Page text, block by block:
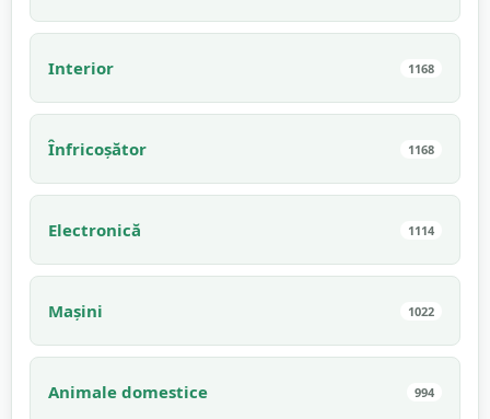
Interior 1168
Înfricoșător 1168
Electronică 1114
Mașini 1022
Animale domestice 994